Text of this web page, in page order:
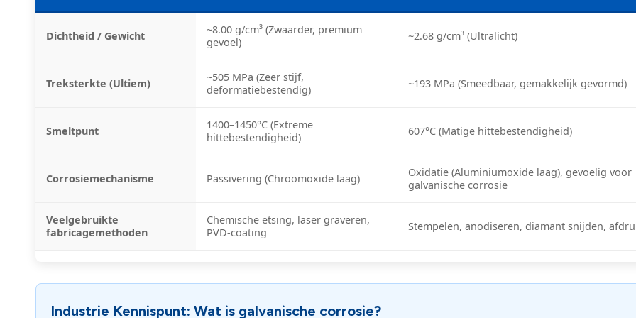
Dichtheid / Gewicht
~8.00 g/cm³ (Zwaarder, premium
gevoel)
~2.68 g/cm³ (Ultralicht)
Treksterkte (Ultiem)
~505 MPa (Zeer stijf,
deformatiebestendig)
~193 MPa (Smeedbaar, gemakkelijk gevormd)
Smeltpunt
1400–1450°C (Extreme
hittebestendigheid)
607°C (Matige hittebestendigheid)
Corrosiemechanisme Passivering (Chroomoxide laag)
Oxidatie (Aluminiumoxide laag), gevoelig voor
galvanische corrosie
Veelgebruikte
fabricagemethoden
Chemische etsing, laser graveren,
PVD-coating
Stempelen, anodiseren, diamant snijden,
Industrie Kennispunt: Wat is galvanische corrosie?